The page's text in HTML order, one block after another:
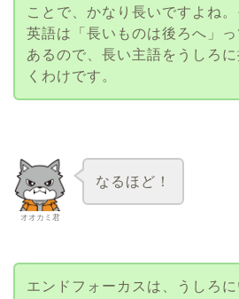
ことで、かなり長いですよね。
英語は「長いものは後ろへ」
あるので、長い主語をうしろ
くわけです。
オオカミ君
なるほど！
エンドフォーカスは、うしろ